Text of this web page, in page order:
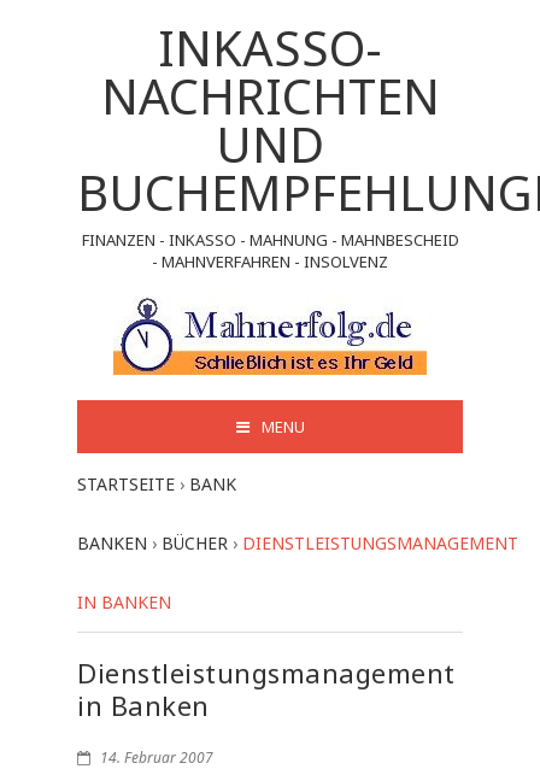
INKASSO-
NACHRICHTEN
UND
FINANZEN - INKASSO - MAHNUNG - MAHNBESCHEID
- MAHNVERFAHREN - INSOLVENZ
MENU
STARTSEITE › BANK
BANKEN › BÜCHER › DIENSTLEISTUNGSMANAGEMENT
IN BANKEN
Dienstleistungsmanagement
in Banken
14. Februar 2007